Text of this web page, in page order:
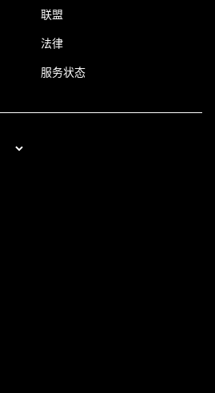
联盟
法律
服务状态